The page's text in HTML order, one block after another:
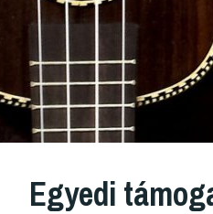
Egyedi